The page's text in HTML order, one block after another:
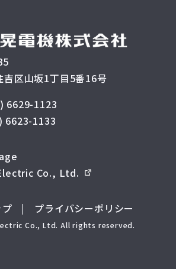
吉区山坂1丁目5番16号
6629-1123
6623-1133
Co., Ltd.
| プライバシーポリシー
Co., Ltd. All rights reserved.